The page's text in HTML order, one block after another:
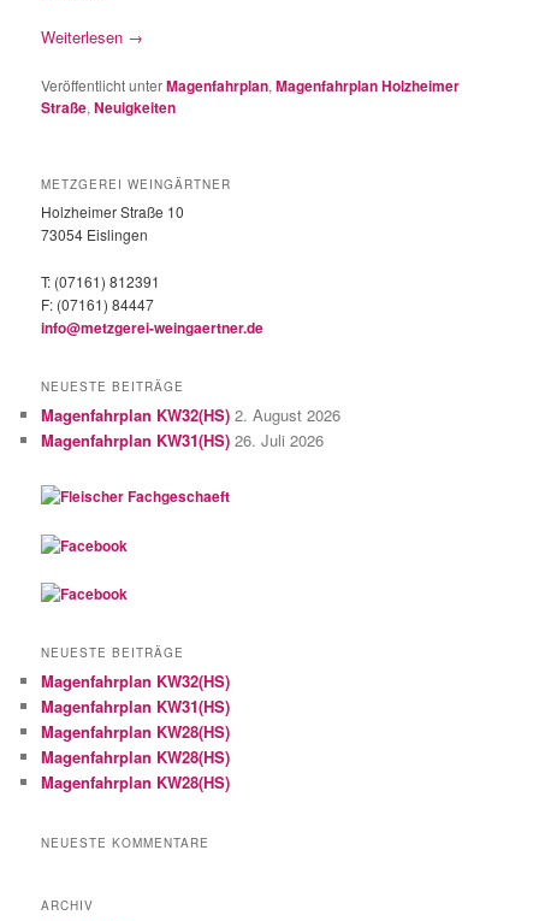
Weiterlesen →
Veröffentlicht unterMagenfahrplan,Magenfahrplan Holzheimer
Straße,Neuigkeiten
METZGEREI WEINGÄRTNER
Holzheimer Straße 10
73054 Eislingen
T: (07161) 812391
F: (07161) 84447
info@metzgerei-weingaertner.de
NEUESTE BEITRÄGE
Magenfahrplan KW32(HS) 2. August 2026
Magenfahrplan KW31(HS) 26. Juli 2026
NEUESTE BEITRÄGE
Magenfahrplan KW32(HS)
Magenfahrplan KW31(HS)
Magenfahrplan KW28(HS)
Magenfahrplan KW28(HS)
Magenfahrplan KW28(HS)
NEUESTE KOMMENTARE
ARCHIV